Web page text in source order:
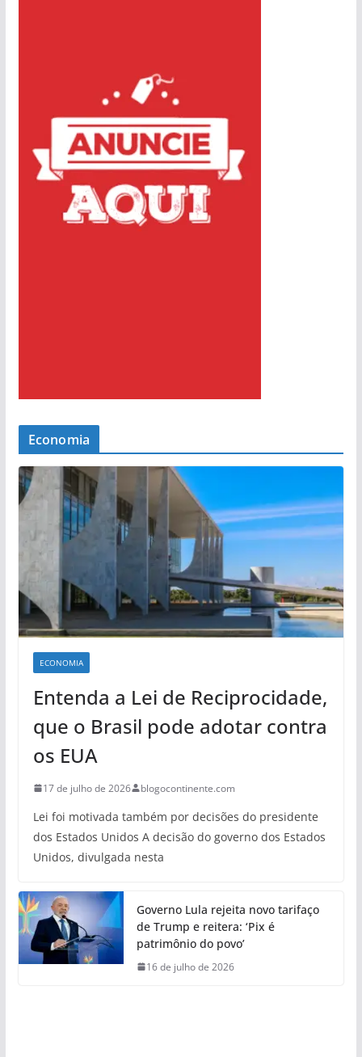
Economia
ECONOMIA
Entenda a Lei de Reciprocidade,
que o Brasil pode adotar contra
os EUA
17 de julho de 2026 blogocontinente.com
Lei foi motivada também por decisões do presidente
dos Estados Unidos A decisão do governo dos Estados
Unidos, divulgada nesta
Governo Lula rejeita novo tarifaço
de Trump e reitera: ‘Pix é
patrimônio do povo’
16 de julho de 2026